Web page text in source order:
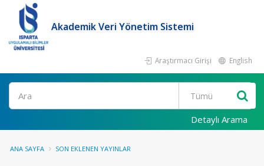
Akademik Veri Yönetim Sistemi
Araştırmacı Girişi English
Ara
Detaylı Arama
ANA SAYFA SON EKLENEN YAYINLAR